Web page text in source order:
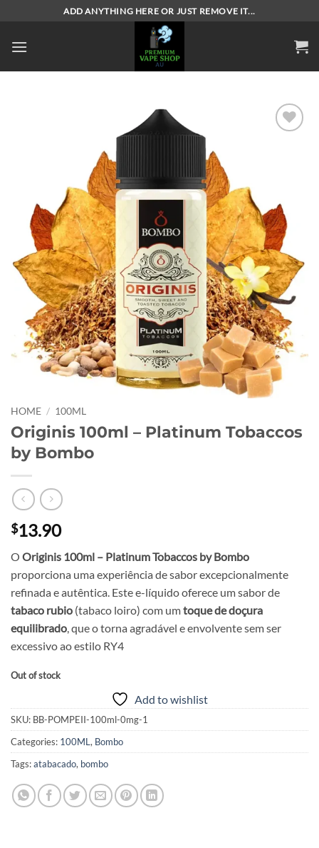
content
ADD ANYTHING HERE OR JUST REMOVE IT...
HOME / 100ML
Originis 100ml – Platinum Tobaccos
by Bombo
$13.90
O Originis 100ml – Platinum Tobaccos by Bombo
proporciona uma experiência de sabor excepcionalmente
refinada e autêntica. Este e-líquido oferece um sabor de
tabaco rubio (tabaco loiro) com umtoque de doçura
equilibrado, que o torna agradável e envolvente sem ser
excessivo ao estilo RY4
Out of stock
Add to wishlist
SKU: BB-POMPEII-100ml-0mg-1
Categories: 100ML , Bombo
Tags:atabacado, bombo